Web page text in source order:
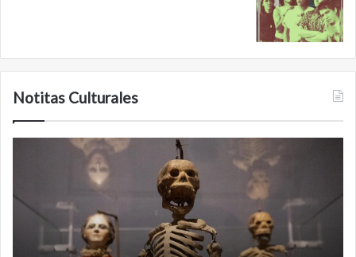
Notitas Culturales
Minanbé,
la
ciudad
maya
virgen
al
norte